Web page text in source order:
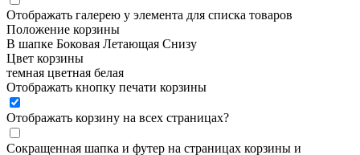
Отображать галерею у элемента для списка товаров
Положение корзины
В шапке Боковая Летающая Снизу
Цвет корзины
темная цветная белая
Отображать кнопку печати корзины
Отображать корзину на всех страницах?
Сокращенная шапка и футер на страницах корзины и